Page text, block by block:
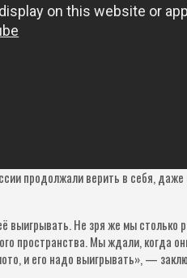
продолжали верить в себя,
выигрывать. Не зря же мы
пространства. Мы ждали, когда
и его надо выигрывать», —